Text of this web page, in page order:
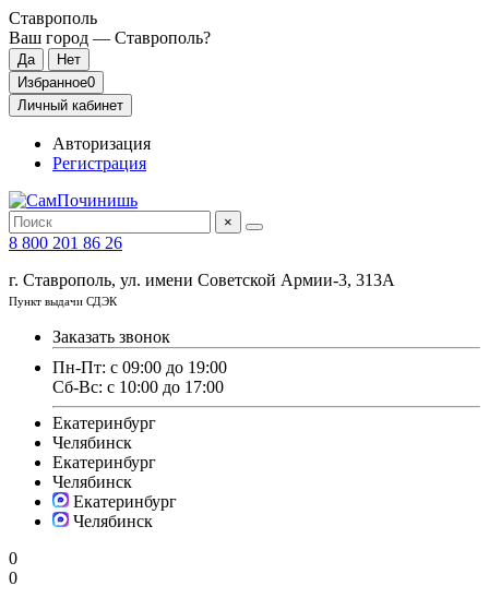
Ставрополь
Ваш город — Ставрополь?
Избранное0
Личный кабинет
Авторизация
Регистрация
×
8 800 201 86 26
г. Ставрополь, ул. имени Советской Армии-3, 313А
Пункт выдачи СДЭК
Заказать звонок
Пн-Пт: с 09:00 до 19:00
Сб-Вс: с 10:00 до 17:00
Екатеринбург
Челябинск
Екатеринбург
Челябинск
Екатеринбург
Челябинск
0
0